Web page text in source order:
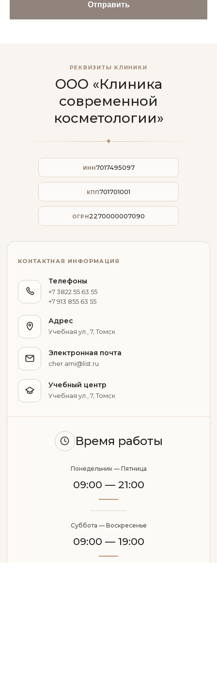
Отправить
РЕКВИЗИТЫ КЛИНИКИ
ООО «Клиника
современной
косметологии»
✦
ИНН7017495097
КПП701701001
ОГРН2270000007090
КОНТАКТНАЯ ИНФОРМАЦИЯ
Телефоны
+7 3822 55 63 55
+7 913 855 63 55
Адрес
Учебная ул., 7, Томск
Электронная почта
cher.ami@list.ru
Учебный центр
Учебная ул., 7, Томск
Время работы
Понедельник — Пятница
09:00 — 21:00
Суббота — Воскресенье
09:00 — 19:00